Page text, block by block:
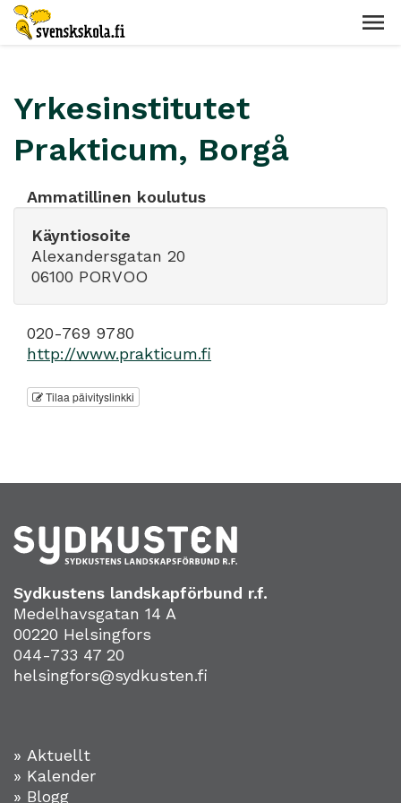
Yrkesinstitutet
Prakticum, Borgå
Ammatillinen koulutus
Käyntiosoite
Alexandersgatan 20
06100 PORVOO
020-769 9780
http://www.prakticum.fi
Tilaa päivityslinkki
Sydkustens landskapförbund r.f.
Medelhavsgatan 14 A
00220 Helsingfors
044-733 47 20
helsingfors@sydkusten.fi
» Aktuellt
» Kalender
» Blogg